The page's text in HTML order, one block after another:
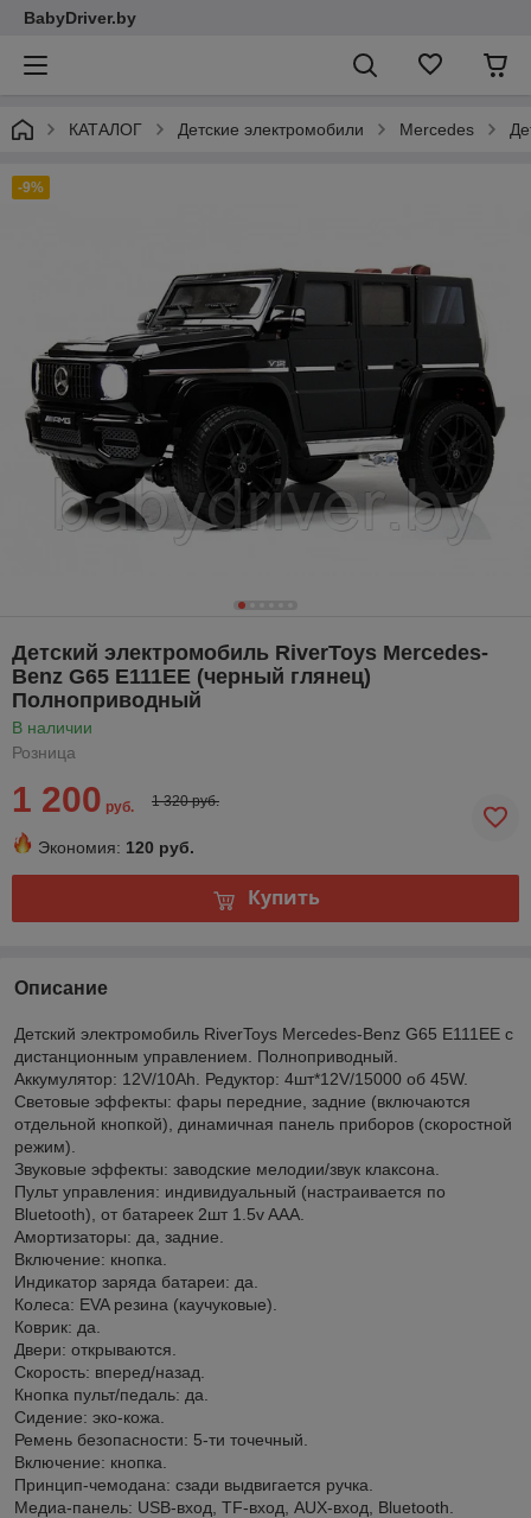
BabyDriver.by
КАТАЛОГ Детские электромобили Mercedes
-9%
Детский электромобиль RiverToys Mercedes-
Benz G65 E111EE (черный глянец)
Полноприводный
В наличии
Розница
1 200 руб. 1 320 руб.
Экономия: 120 руб.
Купить
Описание
Детский электромобиль RiverToys Mercedes-Benz G65 E111EE с
дистанционным управлением. Полноприводный.
Аккумулятор: 12V/10Ah. Редуктор: 4шт*12V/15000 об 45W.
Световые эффекты: фары передние, задние (включаются
отдельной кнопкой), динамичная панель приборов (скоростной
режим).
Звуковые эффекты: заводские мелодии/звук клаксона.
Пульт управления: индивидуальный (настраивается по
Bluetooth), от батареек 2шт 1.5v AAА.
Амортизаторы: да, задние.
Включение: кнопка.
Индикатор заряда батареи: да.
Колеса: EVA резина (каучуковые).
Коврик: да.
Двери: открываются.
Скорость: вперед/назад.
Кнопка пульт/педаль: да.
Сидение: эко-кожа.
Ремень безопасности: 5-ти точечный.
Включение: кнопка.
Принцип-чемодана: сзади выдвигается ручка.
Медиа-панель: USB-вход, TF-вход, AUX-вход, Bluetooth.